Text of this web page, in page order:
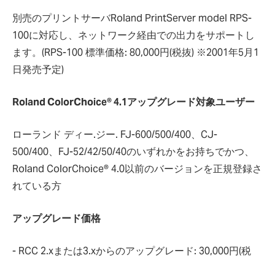
別売のプリントサーバRoland PrintServer model RPS-
100に対応し、ネットワーク経由での出力をサポートし
ます。(RPS-100 標準価格: 80,000円(税抜) ※2001年5月1
日発売予定)
Roland ColorChoice® 4.1アップグレード対象ユーザー
ローランド ディー.ジー. FJ-600/500/400、CJ-
500/400、FJ-52/42/50/40のいずれかをお持ちでかつ、
Roland ColorChoice® 4.0以前のバージョンを正規登録さ
れている方
アップグレード価格
- RCC 2.xまたは3.xからのアップグレード: 30,000円(税